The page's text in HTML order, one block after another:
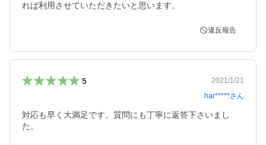
れば利用させていただきたいと思います。
違反報告
5
2021/1/21
har*****さん
対応も早く大満足です。質問にも丁寧に返答下さいまし
た。